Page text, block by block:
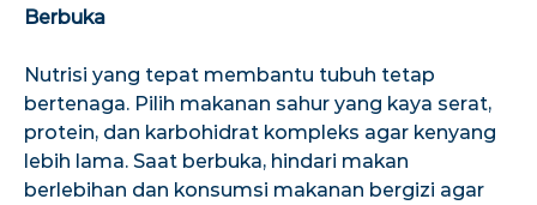
Berbuka
Nutrisi yang tepat membantu tubuh tetap
bertenaga. Pilih makanan sahur yang kaya serat,
protein, dan karbohidrat kompleks agar kenyang
lebih lama. Saat berbuka, hindari makan
berlebihan dan konsumsi makanan bergizi agar